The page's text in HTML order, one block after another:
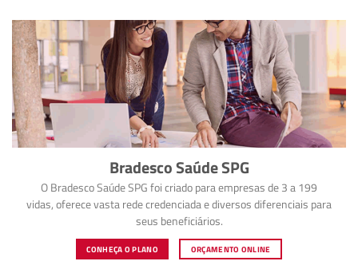
Bradesco Saúde SPG
O Bradesco Saúde SPG foi criado para empresas de 3 a 199
vidas, oferece vasta rede credenciada e diversos diferenciais para
seus beneficiários.
CONHEÇA O PLANO ORÇAMENTO ONLINE